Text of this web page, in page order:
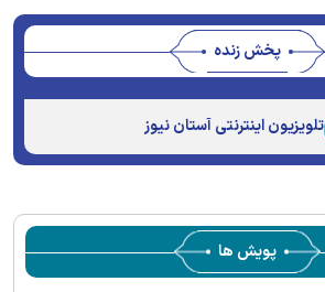
پخش زنده
تلویزیون اینترنتی آستان نیوز
پویش ها